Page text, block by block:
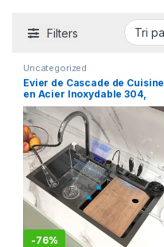
Filters
Uncategorized
Évier de Cascade de Cuisine
en Acier Inoxydable 304,
Grand, Simple, Affichage
Numérique, Bassin à
Vaisselle avec Multifonction
Tactile
-76%